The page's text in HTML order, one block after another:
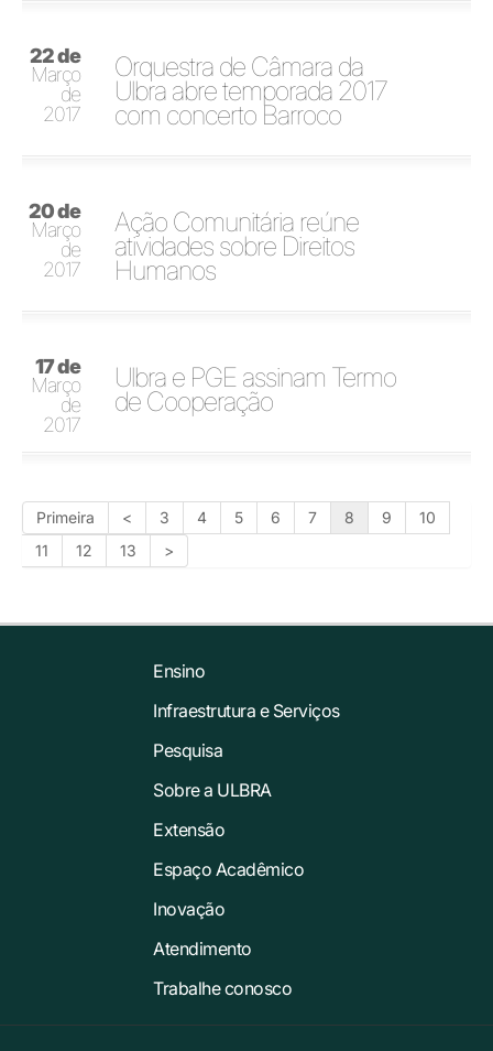
22 de
Março
de
2017
Orquestra de Câmara da
Ulbra abre temporada 2017
com concerto Barroco
20 de
Março
de
2017
Ação Comunitária reúne
atividades sobre Direitos
Humanos
17 de
Março
de
2017
Ulbra e PGE assinam Termo
de Cooperação
Primeira < 3 4 5 6 7 8 9
10
11
12 13 >
Ensino
Infraestrutura e Serviços
Pesquisa
Sobre a ULBRA
Extensão
Espaço Acadêmico
Inovação
Atendimento
Trabalhe conosco